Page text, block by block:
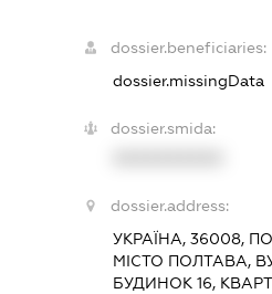
dossier.beneficiaries:
dossier.missingData
dossier.smida:
dossier.address:
УКРАЇНА, 36008,
МІСТО ПОЛТАВА,
БУДИНОК 16,